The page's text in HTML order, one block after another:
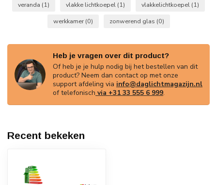
veranda (1) vlakke lichtkoepel (1) vlakkelichtkoepel (1)
werkkamer (0) zonwerend glas (0)
Heb je vragen over dit product?
Of heb je je hulp nodig bij het bestellen van dit
product? Neem dan contact op met onze
support afdeling via info@daglichtmagazijn.nl
of telefonisch via +31 33 555 6 999.
Recent bekeken